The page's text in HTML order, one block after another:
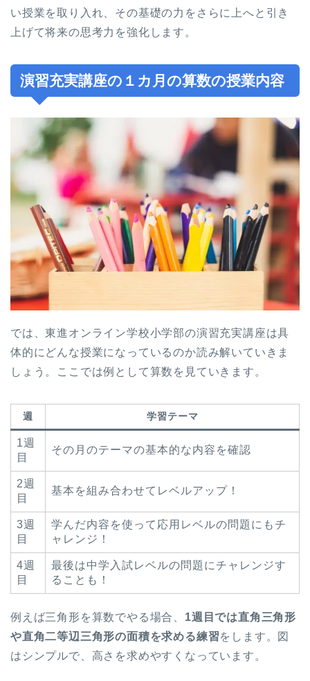
い授業を取り入れ、その基礎の力をさらに上へと引き
上げて将来の思考力を強化します。
演習充実講座の１カ月の算数の授業内容
では、東進オンライン学校小学部の演習充実講座は具
体的にどんな授業になっているのか読み解いていきま
しょう。ここでは例として算数を見ていきます。
週 学習テーマ
1週
目
その月のテーマの基本的な内容を確認
2週
目
基本を組み合わせてレベルアップ！
3週
目
学んだ内容を使って応用レベルの問題にもチ
ャレンジ！
4週
目
最後は中学入試レベルの問題にチャレンジす
ることも！
例えば三角形を算数でやる場合、 1週目では直角三角形
や直角二等辺三角形の面積を求める練習をします。図
はシンプルで、高さを求めやすくなっています。